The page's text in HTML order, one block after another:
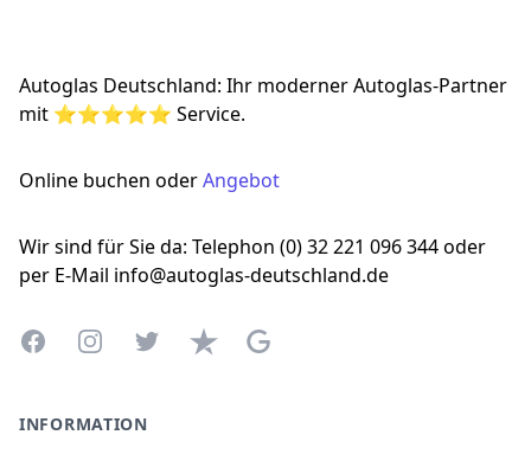
Autoglas Deutschland: Ihr moderner Autoglas-Partner
mit ⭐⭐⭐⭐⭐ Service.
Online buchen oderAngebot
Wir sind für Sie da: Telephon (0) 32 221 096 344 oder
per E-Mail info@autoglas-deutschland.de
FacebookInstagramTwitterTrustpilotGoogle Business Profile
INFORMATION